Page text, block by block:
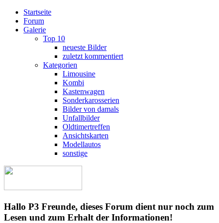
Startseite
Forum
Galerie
Top 10
neueste Bilder
zuletzt kommentiert
Kategorien
Limousine
Kombi
Kastenwagen
Sonderkarosserien
Bilder von damals
Unfallbilder
Oldtimertreffen
Ansichtskarten
Modellautos
sonstige
Hallo P3 Freunde, dieses Forum dient nur noch zum
Lesen und zum Erhalt der Informationen!